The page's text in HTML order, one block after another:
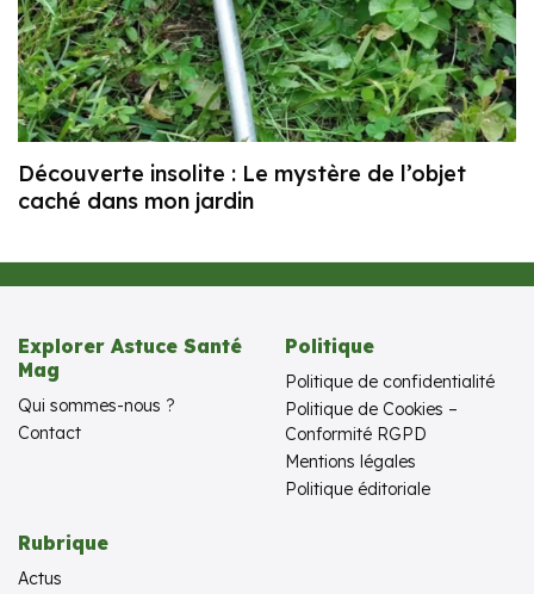
Découverte insolite : Le mystère de l’objet
caché dans mon jardin
Explorer Astuce Santé
Mag
Qui sommes-nous ?
Contact
Politique
Politique de confidentialité
Politique de Cookies –
Conformité RGPD
Mentions légales
Politique éditoriale
Rubrique
Actus